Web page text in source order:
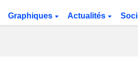
Graphiques Actualités